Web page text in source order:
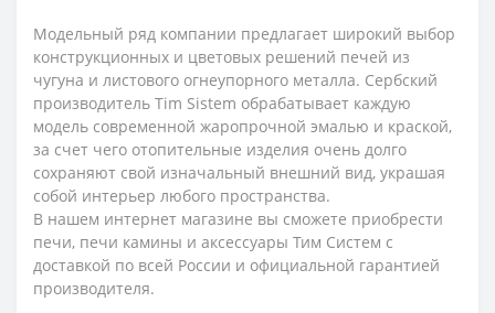
Модельный ряд компании предлагает широкий выбор
конструкционных и цветовых решений печей из
чугуна и листового огнеупорного металла. Сербский
производитель Tim Sistem обрабатывает каждую
модель современной жаропрочной эмалью и краской,
за счет чего отопительные изделия очень долго
сохраняют свой изначальный внешний вид, украшая
собой интерьер любого пространства.
В нашем интернет магазине вы сможете приобрести
печи, печи камины и аксессуары Тим Сиcтем с
доставкой по всей России и официальной гарантией
производителя.